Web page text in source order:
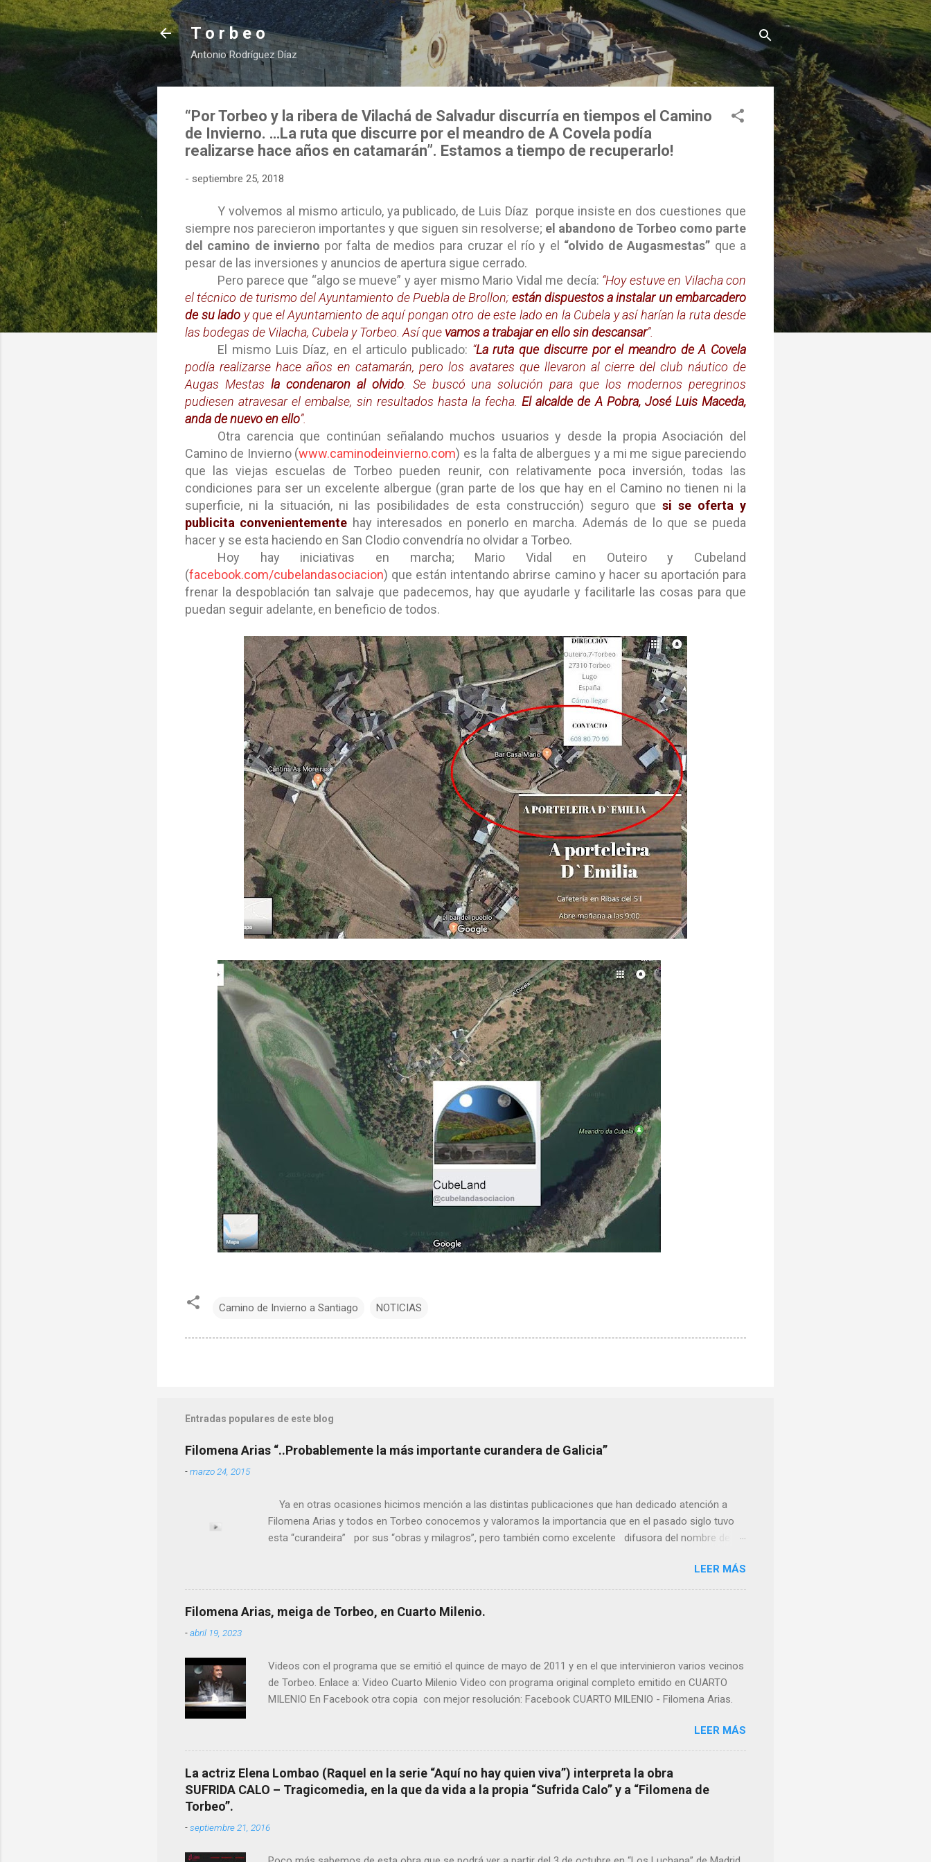
Ir al contenido principal
T o r b e o
Antonio Rodríguez Díaz
“Por Torbeo y la ribera de Vilachá de Salvadur discurría en tiempos el Camino
de Invierno. …La ruta que discurre por el meandro de A Covela podía
realizarse hace años en catamarán”. Estamos a tiempo de recuperarlo!
- septiembre 25, 2018
Y volvemos al mismo articulo, ya publicado, de Luis Díaz porque insiste en dos cuestiones que
siempre nos parecieron importantes y que siguen sin resolverse; el abandono de Torbeo como parte
del camino de invierno por falta de medios para cruzar el río y el “olvido de Augasmestas” que a
pesar de las inversiones y anuncios de apertura sigue cerrado.
Pero parece que “algo se mueve” y ayer mismo Mario Vidal me decía: “Hoy estuve en Vilacha con
el técnico de turismo del Ayuntamiento de Puebla de Brollon; están dispuestos a instalar un embarcadero
de su lado y que el Ayuntamiento de aquí pongan otro de este lado en la Cubela y así harían la ruta desde
las bodegas de Vilacha, Cubela y Torbeo. Así que vamos a trabajar en ello sin descansar”.
El mismo Luis Díaz, en el articulo publicado: “La ruta que discurre por el meandro de A Covela
podía realizarse hace años en catamarán, pero los avatares que llevaron al cierre del club náutico de
Augas Mestas la condenaron al olvido. Se buscó una solución para que los modernos peregrinos
pudiesen atravesar el embalse, sin resultados hasta la fecha.El alcalde de A Pobra, José Luis Maceda,
anda de nuevo en ello”.
Otra carencia que continúan señalando muchos usuarios y desde la propia Asociación del
Camino de Invierno (www.caminodeinvierno.com) es la falta de albergues y a mi me sigue pareciendo
que las viejas escuelas de Torbeo pueden reunir, con relativamente poca inversión, todas las
condiciones para ser un excelente albergue (gran parte de los que hay en el Camino no tienen ni la
superficie, ni la situación, ni las posibilidades de esta construcción) seguro que si se oferta y
publicita convenientemente hay interesados en ponerlo en marcha. Además de lo que se pueda
hacer y se esta haciendo en San Clodio convendría no olvidar a Torbeo.
Hoy hay iniciativas en marcha; Mario Vidal en Outeiro y Cubeland
(facebook.com/cubelandasociacion) que están intentando abrirse camino y hacer su aportación para
frenar la despoblación tan salvaje que padecemos, hay que ayudarle y facilitarle las cosas para que
puedan seguir adelante, en beneficio de todos.
Camino de Invierno a Santiago NOTICIAS
Entradas populares de este blog
Filomena Arias “..Probablemente la más importante curandera de Galicia”
-marzo 24, 2015
Ya en otras ocasiones hicimos mención a las distintas publicaciones que han dedicado atención a
Filomena Arias y todos en Torbeo conocemos y valoramos la importancia que en el pasado siglo tuvo
esta “curandeira” por sus “obras y milagros”, pero también como excelente difusora del nombre de
más importante curandera de Galicia” . En esta ocasión retomamos el tema para hacer mención a
ANTON PATIÑO REGUEIRA (ya fallecido) cuyo empeño por estudiar y dar a conocer a esta “sabia” y por
ende a Torbeo no le fue nunca suficientemente reconocido. También reproducimos integro el articulo
que en el año 2000 publico Ángel Arnaiz recogiendo información de primera mano que le suministraron
LEER MÁS
Filomena Arias, meiga de Torbeo, en Cuarto Milenio.
-abril 19, 2023
Videos con el programa que se emitió el quince de mayo de 2011 y en el que intervinieron varios vecinos
de Torbeo. Enlace a: Video Cuarto Milenio Video con programa original completo emitido en CUARTO
MILENIO En Facebook otra copia con mejor resolución: Facebook CUARTO MILENIO - Filomena Arias.
LEER MÁS
La actriz Elena Lombao (Raquel en la serie “Aquí no hay quien viva”) interpreta la obra
SUFRIDA CALO – Tragicomedia, en la que da vida a la propia “Sufrida Calo” y a “Filomena de
Torbeo”.
-septiembre 21, 2016